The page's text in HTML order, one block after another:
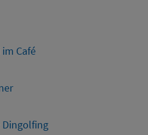
Café